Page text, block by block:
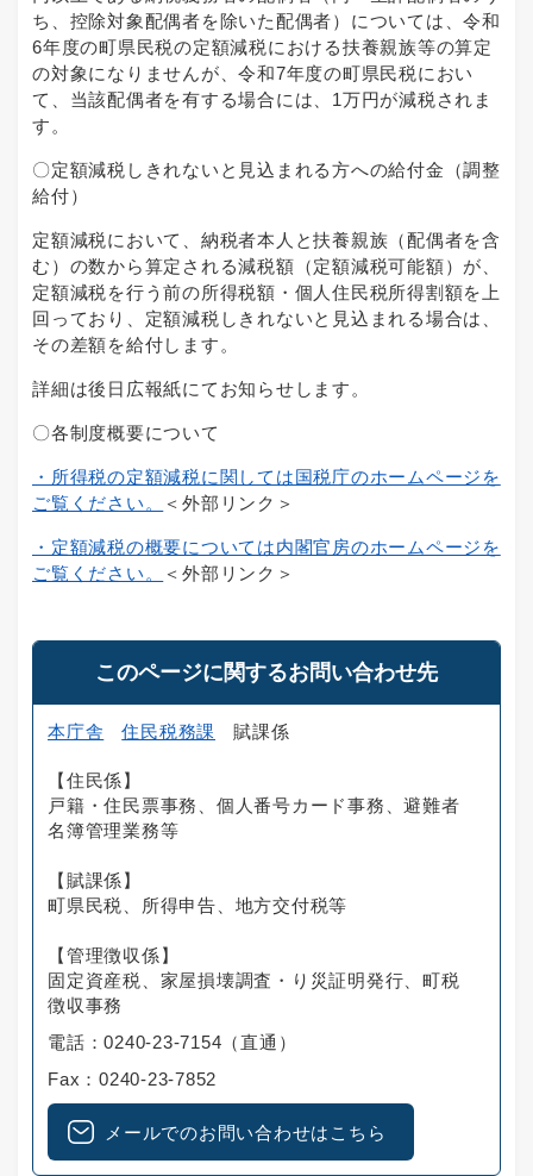
ち、控除対象配偶者を除いた配偶者）については、令和
6年度の町県民税の定額減税における扶養親族等の算定
の対象になりませんが、令和7年度の町県民税におい
て、当該配偶者を有する場合には、1万円が減税されま
す。
〇定額減税しきれないと見込まれる方への給付金（調整
給付）
定額減税において、納税者本人と扶養親族（配偶者を含
む）の数から算定される減税額（定額減税可能額）が、
定額減税を行う前の所得税額・個人住民税所得割額を上
回っており、定額減税しきれないと見込まれる場合は、
その差額を給付します。
詳細は後日広報紙にてお知らせします。
〇各制度概要について
・所得税の定額減税に関しては国税庁のホームページを
ご覧ください。
＜外部リンク＞
・定額減税の概要については内閣官房のホームページを
ご覧ください。
＜外部リンク＞
このページに関するお問い合わせ先
本庁舎 住民税務課 賦課係
【住民係】
戸籍・住民票事務、個人番号カード事務、避難者
名簿管理業務等
【賦課係】
町県民税、所得申告、地方交付税等
【管理徴収係】
固定資産税、家屋損壊調査・り災証明発行、町税
徴収事務
電話：0240-23-7154（直通）
Fax：0240-23-7852
メールでのお問い合わせはこちら